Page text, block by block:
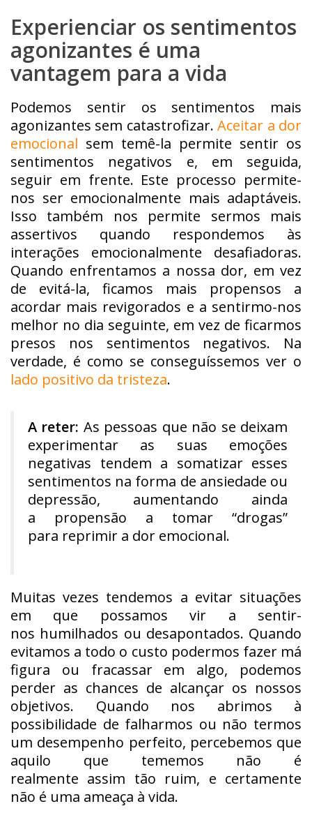
Experienciar os sentimentos
agonizantes é uma
vantagem para a vida
Podemos sentir os sentimentos mais
agonizantes sem catastrofizar.Aceitar a dor
emocional sem temê-la permite sentir os
sentimentos negativos e, em seguida,
seguir em frente. Este processo permite-
nos ser emocionalmente mais adaptáveis.
Isso também nos permite sermos mais
assertivos quando respondemos às
interações emocionalmente desafiadoras.
Quando enfrentamos a nossa dor, em vez
de evitá-la, ficamos mais propensos a
acordar mais revigorados e a sentirmo-nos
melhor no dia seguinte, em vez de ficarmos
presos nos sentimentos negativos. Na
verdade, é como se conseguíssemos ver o
lado positivo da tristeza.
A reter: As pessoas que não se deixam
experimentar as suas emoções
negativas tendem a somatizar esses
sentimentos na forma de ansiedade ou
depressão, aumentando ainda
a propensão a tomar “drogas”
para reprimir a dor emocional.
Muitas vezes tendemos a evitar situações
em que possamos vir a sentir-
nos humilhados ou desapontados. Quando
evitamos a todo o custo podermos fazer má
figura ou fracassar em algo, podemos
perder as chances de alcançar os nossos
objetivos. Quando nos abrimos à
possibilidade de falharmos ou não termos
um desempenho perfeito, percebemos que
aquilo que tememos não é
realmente assim tão ruim, e certamente
não é uma ameaça à vida.